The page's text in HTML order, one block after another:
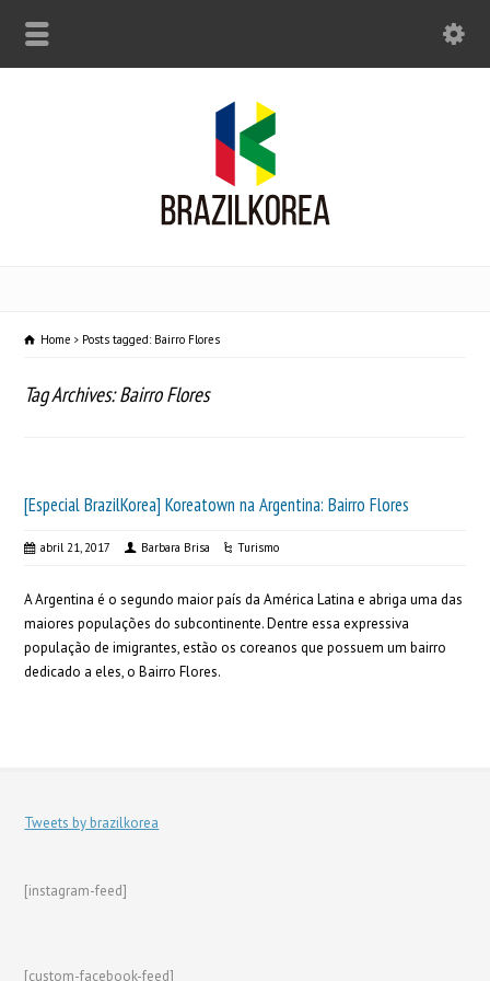
Home Posts tagged: Bairro Flores
Tag Archives: Bairro Flores
[Especial BrazilKorea] Koreatown na Argentina: Bairro Flores
abril 21, 2017 Barbara Brisa Turismo
A Argentina é o segundo maior país da América Latina e abriga uma das
maiores populações do subcontinente. Dentre essa expressiva
população de imigrantes, estão os coreanos que possuem um bairro
dedicado a eles, o Bairro Flores.
Tweets by brazilkorea
[instagram-feed]
[custom-facebook-feed]